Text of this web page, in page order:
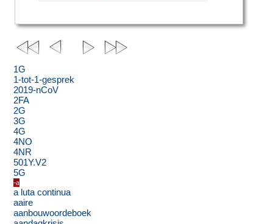
1G
1-tot-1-gesprek
2019-nCoV
2FA
2G
3G
4G
4NO
4NR
501Y.V2
5G
-a
a luta continua
aaire
aanbouwoordeboek